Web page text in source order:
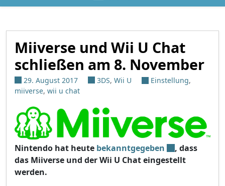
Miiverse und Wii U Chat
schließen am 8. November
29. August 2017 3DS, Wii U Einstellung,
miiverse, wii u chat
Nintendo hat heute bekanntgegeben
, dass
das Miiverse und der Wii U Chat eingestellt
werden.